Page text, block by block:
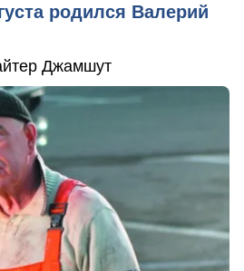
родился Валерий
Джамшут